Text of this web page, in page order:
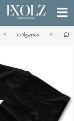
محصولات